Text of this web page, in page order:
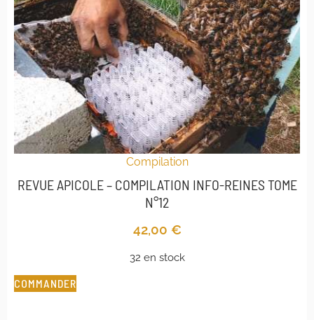
Compilation
REVUE APICOLE – COMPILATION INFO-REINES TOME
N°12
42,00 €
32 en stock
COMMANDER